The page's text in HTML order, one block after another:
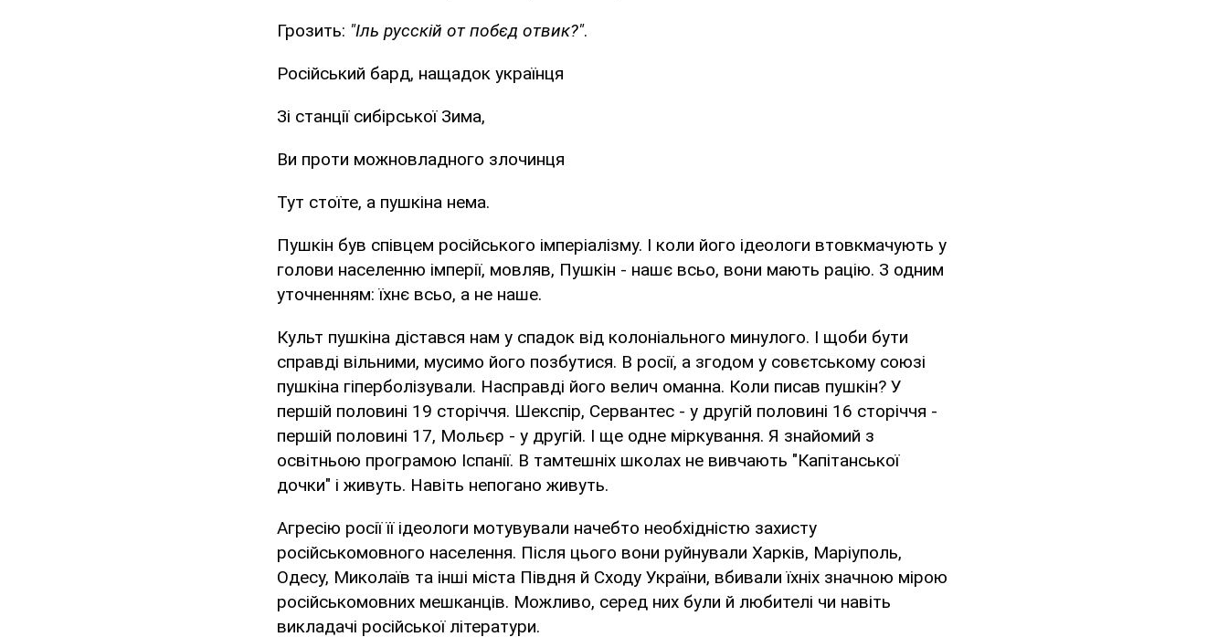
Грозить: "Іль русскій от побєд отвик?".
Російський бард, нащадок українця
Зі станції сибірської Зима,
Ви проти можновладного злочинця
Тут стоїте, а пушкіна нема.
Пушкін був співцем російського імперіалізму. І коли його ідеологи втовкмачують у
голови населенню імперії, мовляв, Пушкін - нашє всьо, вони мають рацію. З одним
уточненням: їхнє всьо, а не наше.
Культ пушкіна дістався нам у спадок від колоніального минулого. І щоби бути
справді вільними, мусимо його позбутися. В росії, а згодом у совєтському союзі
пушкіна гіперболізували. Насправді його велич оманна. Коли писав пушкін? У
першій половині 19 сторіччя. Шекспір, Сервантес - у другій половині 16 сторіччя -
першій половині 17, Мольєр - у другій. І ще одне міркування. Я знайомий з
освітньою програмою Іспанії. В тамтешніх школах не вивчають "Капітанської
дочки" і живуть. Навіть непогано живуть.
Агресію росії її ідеологи мотувували начебто необхідністю захисту
російськомовного населення. Після цього вони руйнували Харків, Маріуполь,
Одесу, Миколаїв та інші міста Півдня й Сходу України, вбивали їхніх значною мірою
російськомовних мешканців. Можливо, серед них були й любителі чи навіть
викладачі російської літератури.